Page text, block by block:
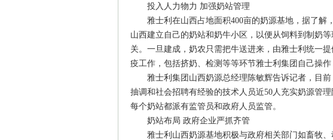
投入人力物力 加强奶站管理
雅士利在山西占地面积400亩的奶源基地，据了解
山西建立自己的奶站和奶牛小区，以便从饲料到制奶
关。一旦建成，奶农只需把牛送进来，由雅士利统一
疫工作，包括挤奶、检测等等环节雅士利集团自己操作
雅士利集团山西奶源总经理陈敏辉告诉记者，目前
抽调和社会招聘有经验的技术人员近50人充实奶源管
每个奶站都派有监管员和政府人员监管。
奶站布局 政府企业严抓齐管
雅士利山西奶源基地积极与政府相关部门如畜牧、